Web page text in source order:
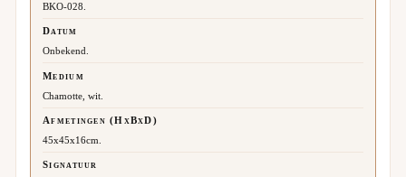
BKO-028.
Datum
Onbekend.
Medium
Chamotte, wit.
Afmetingen (HxBxD)
45x45x16cm.
Signatuur